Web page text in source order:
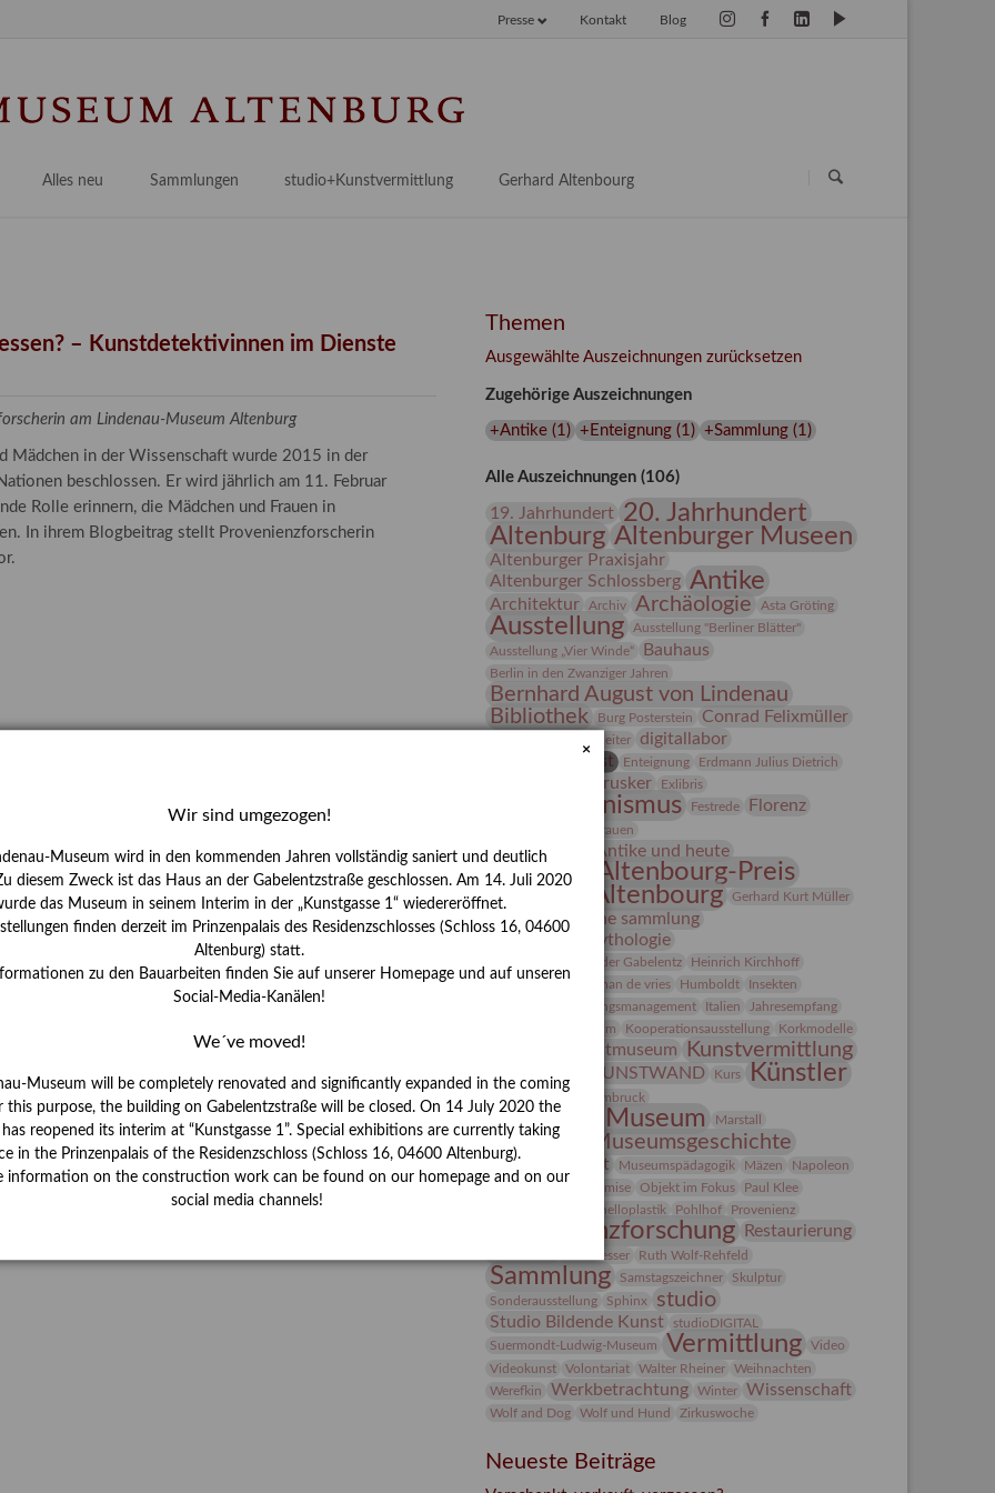
Blog
Kontakt
Presse
& Editionen
Alles neu Sammlungen
Malerei 17.–19. Jh.
Restaurierung
Forschung
studio+Kunstvermittlung
Angebote für Erwachsene
Gerhard Altenbourg
– Kunstdetektivinnen im Dienste
am Lindenau-Museum Altenburg
Mädchen in der Wissenschaft wurde 2015 in der
beschlossen. Er wird jährlich am 11. Februar
Rolle erinnern, die Mädchen und Frauen in
In ihrem Blogbeitrag stellt Provenienzforscherin
Themen
Ausgewählte Auszeichnungen zurücksetzen
Zugehörige Auszeichnungen
+Antike(1 ) +Enteignung(1 ) +Sammlung(1 )
Alle Auszeichnungen (106)
19. Jahrhundert 20. Jahrhundert
Altenburg Altenburger Museen
Altenburger Praxisjahr
Altenburger Schlossberg Antike
Architektur Archiv Archäologie Asta Gröting
Ausstellung
Ausstellung "Berliner Blätter"
Ausstellung „Vier Winde“
Bauhaus
Berlin in den Zwanziger Jahren
Bernhard August von Lindenau
Bibliothek
Burg Posterstein Conrad Felixmüller
Der Blaue Reiter
digitallabor
Entartete Kunst
Enteignung
Erdmann Julius Dietrich
estrusker Exlibris
Expressionismus Festrede Florenz
frauen
Frauen in der Antike und heute
Gerhard-Altenbourg-Preis
Gerhard Altenbourg
Gerhard Kurt Müller
Grafik
grafische sammlung
griechische Mythologie
Hanns-Conon von der Gabelentz Heinrich Kirchhoff
Heldinnen herman de vries Humboldt
Insekten
Integriertes Schädlingsmanagement
Italien
Jahresempfang
Kolosseum Kooperationsausstellung Korkmodelle
Kunstmuseum Kunstvermittlung
Kunst von Kühl KUNSTWAND Kurs Künstler
Künstlerin Lehmbruck
Lindenau-Museum
Marstall
Messeakademie
Museumsgeschichte
Museumsnacht Museumspädagogik Mäzen Napoleon
Natur Neue Remise Objekt im Fokus
Paul Klee
Phelloplastik Pohlhof Provenienz
Provenienzforschung Restaurierung
Rudi Lesser Ruth Wolf-Rehfeld
Sammlung Samstagszeichner
Skulptur
Sonderausstellung
Sphinx studio
Studio Bildende Kunst
studioDIGITAL
Suermondt-Ludwig-Museum
Vermittlung
Video
Videokunst
Volontariat Walter Rheiner
Weihnachten
Werefkin
Werkbetrachtung Winter Wissenschaft
Wolf and Dog Wolf und Hund Zirkuswoche
Neueste Beiträge
×
Wir sind umgezogen!
Museum wird in den kommenden Jahren vollständig saniert und deutlich
diesem Zweck ist das Haus an der Gabelentzstraße geschlossen. Am 14. Juli 2020
das Museum in seinem Interim in der „Kunstgasse 1“ wiedereröffnet.
finden derzeit im Prinzenpalais des Residenzschlosses (Schloss 16, 04600
Altenburg) statt.
zu den Bauarbeiten finden Sie auf unserer Homepage und auf unseren
Social-Media-Kanälen!
We´ve moved!
Museum will be completely renovated and significantly expanded in the coming
this purpose, the building on Gabelentzstraße will be closed. On 14 July 2020 the
reopened its interim at “Kunstgasse 1”. Special exhibitions are currently taking
in the Prinzenpalais of the Residenzschloss (Schloss 16, 04600 Altenburg).
information on the construction work can be found on our homepage and on our
social media channels!